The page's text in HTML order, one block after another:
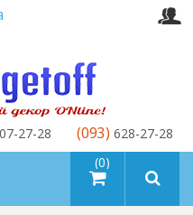
товаров (0)
27-28 (093) 628-27-28